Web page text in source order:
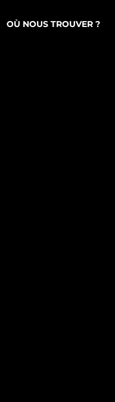
OÙ NOUS TROUVER ?